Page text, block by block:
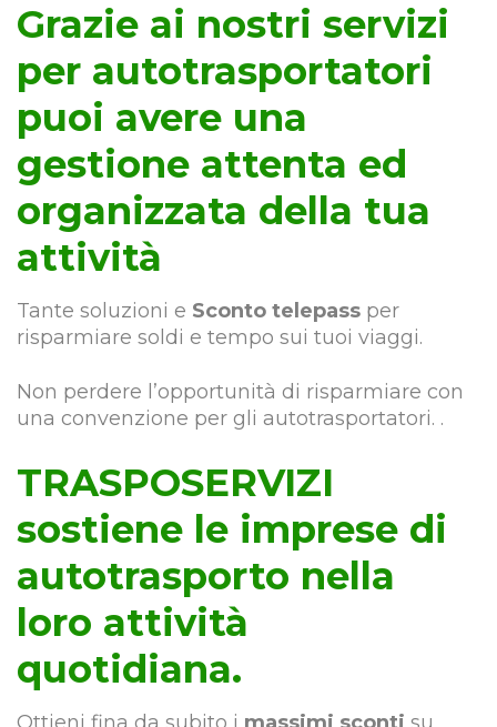
Grazie ai nostri servizi
per autotrasportatori
puoi avere una
gestione attenta ed
organizzata della tua
attività
Tante soluzioni e Sconto telepass per
risparmiare soldi e tempo sui tuoi viaggi.
Non perdere l’opportunità di risparmiare con
una convenzione per gli autotrasportatori. .
TRASPOSERVIZI
sostiene le imprese di
autotrasporto nella
loro attività
quotidiana.